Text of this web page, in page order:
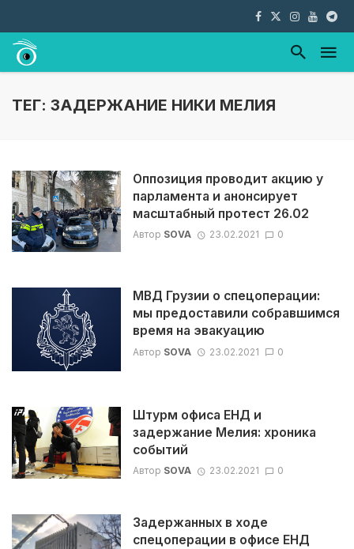
ТЕГ: ЗАДЕРЖАНИЕ НИКИ МЕЛИЯ
Оппозиция проводит акцию у
парламента и анонсирует
масштабный протест 26.02
Автор SOVA 23.02.2021 0
МВД Грузии о спецоперации:
мы предоставили собравшимся
время на эвакуацию
Автор SOVA 23.02.2021 0
Штурм офиса ЕНД и
задержание Мелия: хроника
событий
Автор SOVA 23.02.2021 0
Задержанных в ходе
спецоперации в офисе ЕНД